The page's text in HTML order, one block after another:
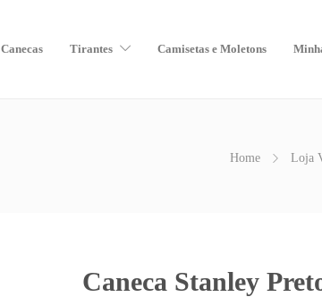
Canecas Tirantes Camisetas e Moletons
Home Loja
Caneca Stanley